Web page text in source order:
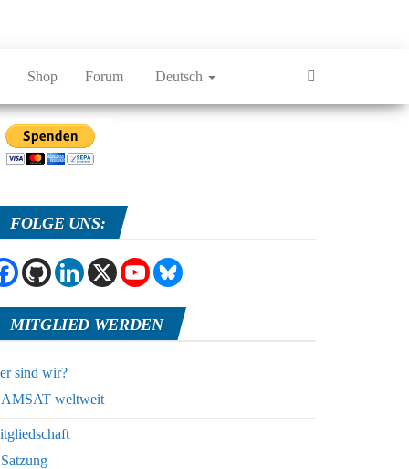
Shop Forum Deutsch
FOLGE UNS:
MITGLIED WERDEN
sind wir?
AMSAT weltweit
Satzung